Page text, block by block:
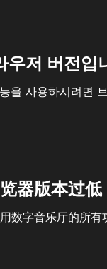
우저 버전입
을 사용하시려면
器版本过低
数字音乐厅的所有